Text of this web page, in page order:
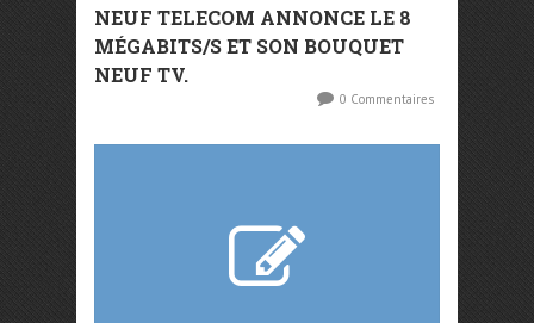
NEUF TELECOM ANNONCE LE 8
MÉGABITS/S ET SON BOUQUET
NEUF TV.
0 Commentaires